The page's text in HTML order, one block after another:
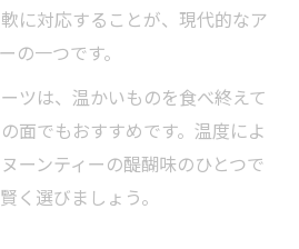
に対応することが、現代的なア
の一つです。
ツは、温かいものを食べ終えて
面でもおすすめです。温度によ
ーンティーの醍醐味のひとつで
く選びましょう。